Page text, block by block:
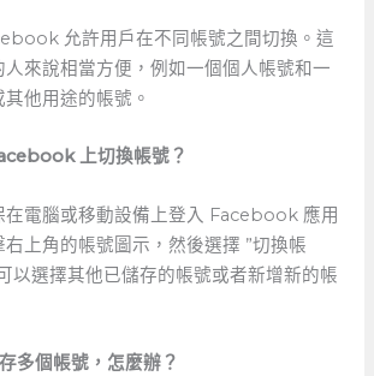
允許用戶在不同帳號之間切換。這
來說相當方便，例如一個個人帳號和一
他用途的帳號。
上切換帳號？
在電腦或移動設備上登入 Facebook 應用
上角的帳號圖示，然後選擇 ⁣”切換帳
以選擇其他已儲存的帳號或者新增新的帳
多個帳號，怎麼辦？